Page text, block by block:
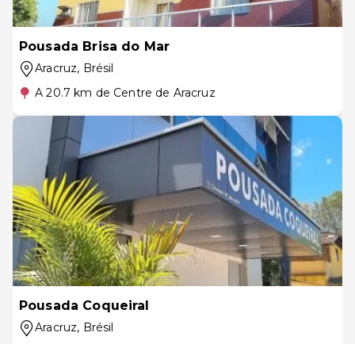
Pousada Brisa do Mar
Aracruz, Brésil
A 20.7 km de Centre de Aracruz
Pousada Coqueiral
Aracruz, Brésil